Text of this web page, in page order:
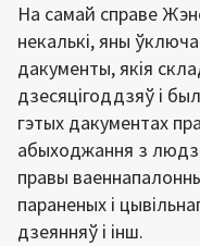
На самай справе
некалькі, яны
дакументы, якія
дзесяцігоддзяў і
гэтых дакументах
абыходжання з
правы
параненых і
дзеянняў і інш.